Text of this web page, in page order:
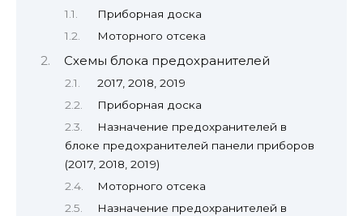
Приборная доска
Моторного отсека
Схемы блока предохранителей
2017, 2018, 2019
Приборная доска
Назначение предохранителей в
блоке предохранителей панели приборов
(2017, 2018, 2019)
Моторного отсека
Назначение предохранителей в